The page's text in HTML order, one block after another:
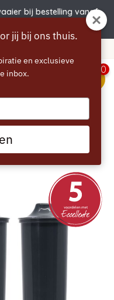
bij bestelling vanaf
0
jij bij ons thuis.
en exclusieve
inbox.